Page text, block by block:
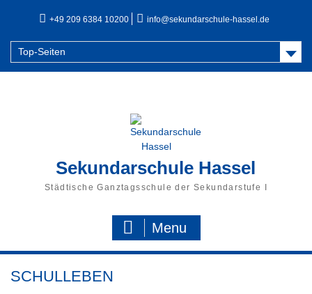
+49 209 6384 10200 info@sekundarschule-hassel.de
Top-Seiten
Sekundarschule Hassel
Städtische Ganztagsschule der Sekundarstufe I
Menu
SCHULLEBEN